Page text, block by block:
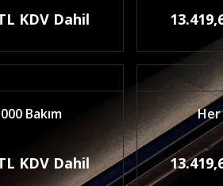
KDV Dahil
Bakım
KDV Dahil
Her